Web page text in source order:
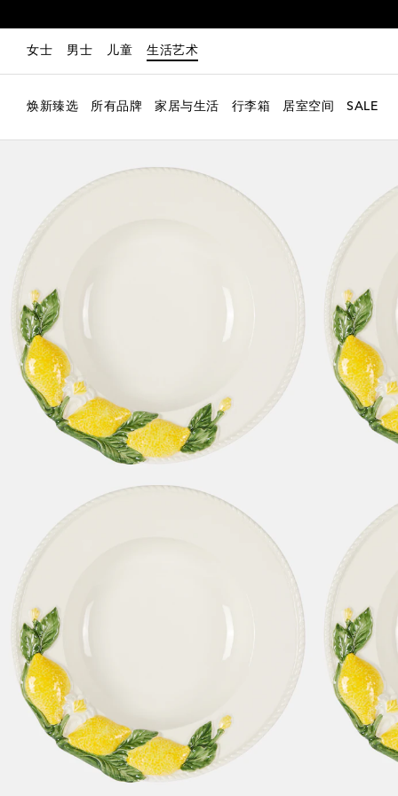
女士 男士 儿童 生活艺术
焕新臻选 所有品牌 家居与生活 行李箱 居室空间 SALE